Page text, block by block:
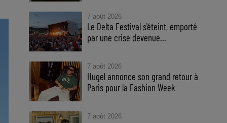
7 août 2026
Le Delta Festival s'éteint, emporté
par une crise devenue...
7 août 2026
Hugel annonce son grand retour à
Paris pour la Fashion Week
7 août 2026